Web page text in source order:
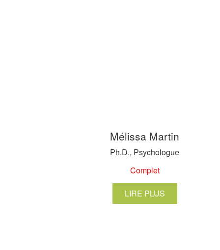
Mélissa Martin
Ph.D., Psychologue
Complet
LIRE PLUS